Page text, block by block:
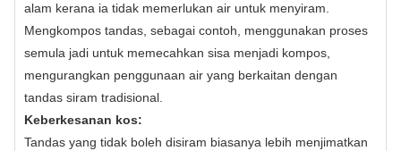
alam kerana ia tidak memerlukan air untuk menyiram.
Mengkompos tandas, sebagai contoh, menggunakan proses
semula jadi untuk memecahkan sisa menjadi kompos,
mengurangkan penggunaan air yang berkaitan dengan
tandas siram tradisional.
Keberkesanan kos:
Tandas yang tidak boleh disiram biasanya lebih menjimatkan